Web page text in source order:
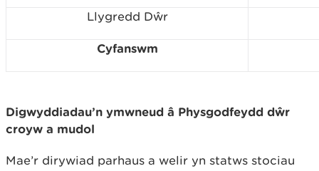
Llygredd Dŵr
Cyfanswm
Digwyddiadau’n ymwneud â Physgodfeydd dŵr
croyw a mudol
Mae’r dirywiad parhaus a welir yn statws stociau